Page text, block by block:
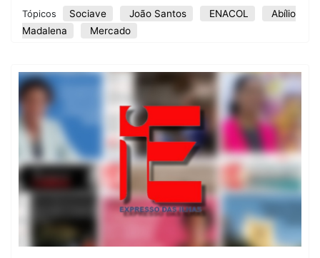
Tópicos Sociave João Santos ENACOL
Abílio
Madalena
Mercado